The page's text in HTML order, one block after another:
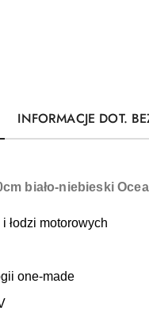
INFORMACJE DOT.
biało-niebieski
łodzi motorowych
one-made